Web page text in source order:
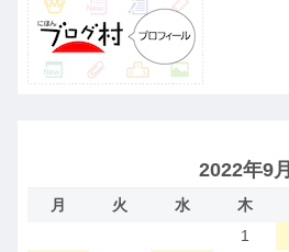
2022年9月
月 火 水 木
1